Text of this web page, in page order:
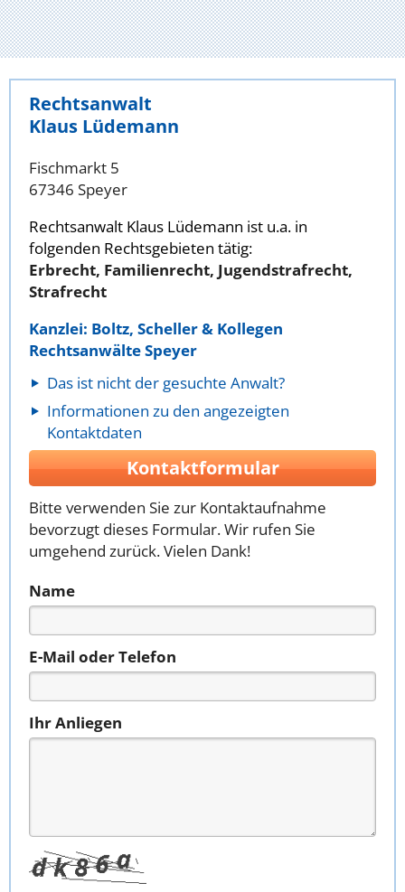
Rechtsanwalt
Klaus Lüdemann
Fischmarkt 5
67346 Speyer
Rechtsanwalt Klaus Lüdemann ist u.a. in
folgenden Rechtsgebieten tätig:
Erbrecht, Familienrecht, Jugendstrafrecht,
Strafrecht
Kanzlei: Boltz, Scheller & Kollegen
Rechtsanwälte Speyer
Das ist nicht der gesuchte Anwalt?
Informationen zu den angezeigten
Kontaktdaten
Kontaktformular
Bitte verwenden Sie zur Kontaktaufnahme
bevorzugt dieses Formular. Wir rufen Sie
umgehend zurück. Vielen Dank!
Name
E-Mail oder Telefon
Ihr Anliegen